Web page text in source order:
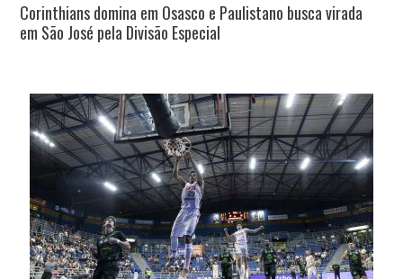
Corinthians domina em Osasco e Paulistano busca virada
em São José pela Divisão Especial